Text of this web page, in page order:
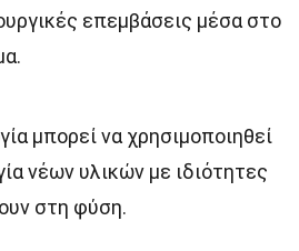
επεμβάσεις μέσα στο
μπορεί να χρησιμοποιηθεί
νέων υλικών με ιδιότητες
στη φύση.